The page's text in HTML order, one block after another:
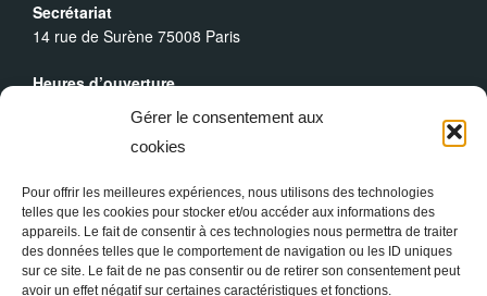
Gérer le consentement aux
cookies
Pour offrir les meilleures expériences, nous utilisons des technologies
telles que les cookies pour stocker et/ou accéder aux informations des
appareils. Le fait de consentir à ces technologies nous permettra de traiter
des données telles que le comportement de navigation ou les ID uniques
sur ce site. Le fait de ne pas consentir ou de retirer son consentement peut
avoir un effet négatif sur certaines caractéristiques et fonctions.
Secrétariat
14 rue de Surène 75008 Paris
Heures d’ouverture
Du lundi au dimanche : 9h30 - 19h00
Messes Dominicales
Dimanche, messe à10h30et18h